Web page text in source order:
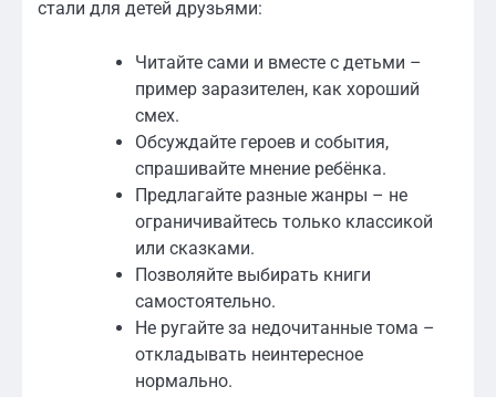
стали для детей друзьями:
Читайте сами и вместе с детьми –
пример заразителен, как хороший
смех.
Обсуждайте героев и события,
спрашивайте мнение ребёнка.
Предлагайте разные жанры – не
ограничивайтесь только классикой
или сказками.
Позволяйте выбирать книги
самостоятельно.
Не ругайте за недочитанные тома –
откладывать неинтересное
нормально.